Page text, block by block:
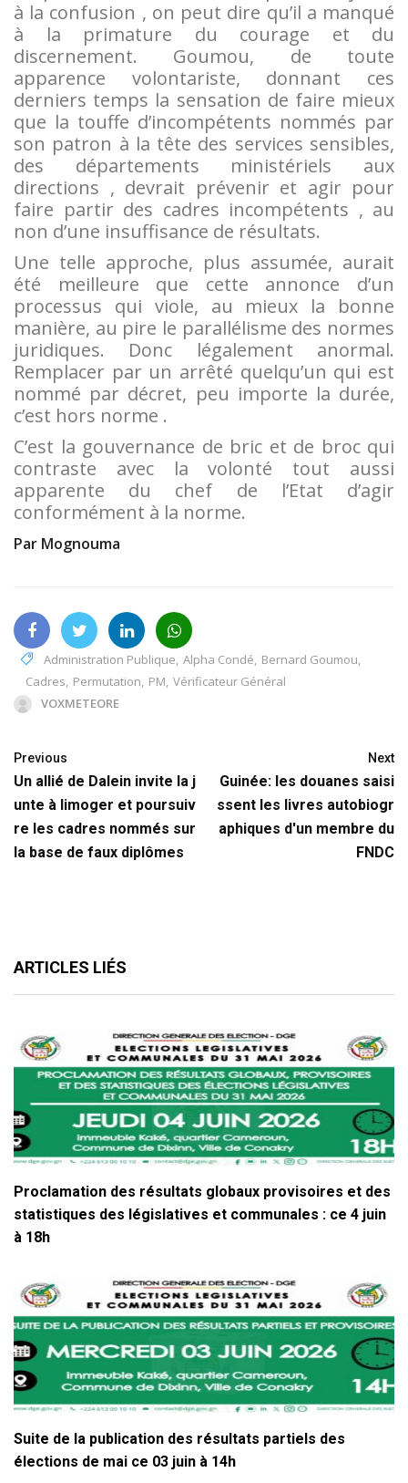
à la confusion , on peut dire qu’il a manqué
à la primature du courage et du
discernement. Goumou, de toute
apparence volontariste, donnant ces
derniers temps la sensation de faire mieux
que la touffe d’incompétents nommés par
son patron à la tête des services sensibles,
des départements ministériels aux
directions , devrait prévenir et agir pour
faire partir des cadres incompétents , au
non d’une insuffisance de résultats.
Une telle approche, plus assumée, aurait
été meilleure que cette annonce d’un
processus qui viole, au mieux la bonne
manière, au pire le parallélisme des normes
juridiques. Donc légalement anormal.
Remplacer par un arrêté quelqu’un qui est
nommé par décret, peu importe la durée,
c’est hors norme .
C’est la gouvernance de bric et de broc qui
contraste avec la volonté tout aussi
apparente du chef de l’Etat d’agir
conformément à la norme.
Par Mognouma
Administration Publique, Alpha Condé, Bernard Goumou,
Cadres, Permutation, PM, Vérificateur Général
VOXMETEORE
Previous
Un allié de Dalein invite la j
unte à limoger et poursuiv
re les cadres nommés sur
la base de faux diplômes
Next
Guinée: les douanes saisi
ssent les livres autobiogr
aphiques d'un membre du
FNDC
ARTICLES LIÉS
Proclamation des résultats globaux provisoires et des
statistiques des législatives et communales : ce 4 juin
à 18h
Suite de la publication des résultats partiels des
élections de mai ce 03 juin à 14h